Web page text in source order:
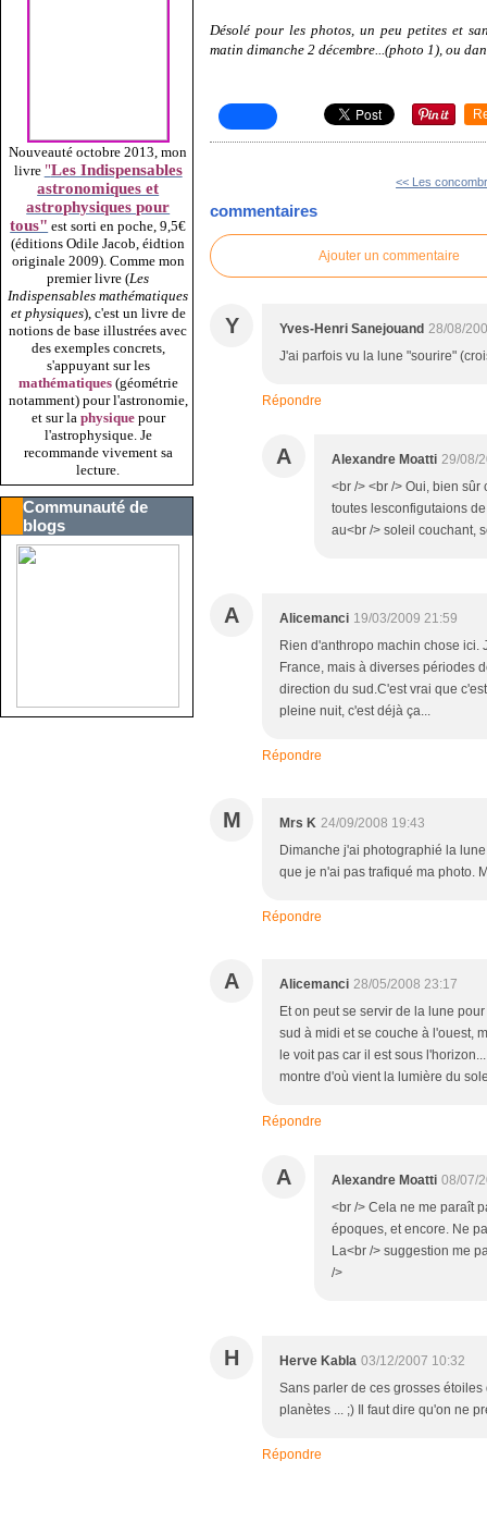
Nouveauté octobre 2013, mon
livre "Les Indispensables
astronomiques et
astrophysiques pour
tous" est sorti en poche, 9,5€
(éditions Odile Jacob, éidtion
originale 2009). Comme mon
premier livre (Les
Indispensables mathématiques
et physiques), c'est un livre de
notions de base illustrées avec
des exemples concrets,
s'appuyant sur les
mathématiques(géométrie
notamment) pour l'astronomie,
et sur la physiquepour
l'astrophysique. Je
recommande vivement sa
lecture.
Communauté de
blogs
Désolé pour les photos, un peu petites et
matin dimanche 2 décembre...(photo 1), ou
<< Les
commentaires
Ajouter un commentaire
Y Yves-Henri Sanejouand 28/08/
J'ai parfois vu la lune "sourire"
Répondre
A Alexandre Moatti 29/08/
<br /> <br /> Oui, bien
toutes lesconfigutaions
au<br /> soleil couchant,
A Alicemanci 19/03/2009 21:59
Rien d'anthropo machin chose ici.
France, mais à diverses périodes
direction du sud.C'est vrai que
pleine nuit, c'est déjà ça...
Répondre
M Mrs K 24/09/2008 19:43
Dimanche j'ai photographié la
que je n'ai pas trafiqué ma photo.
Répondre
A Alicemanci 28/05/2008 23:17
Et on peut se servir de la lune
sud à midi et se couche à l'ouest,
le voit pas car il est sous
montre d'où vient la lumière du
Répondre
A Alexandre Moatti 08/07/
<br /> Cela ne me paraît
époques, et encore. Ne
La<br /> suggestion me
/>
H Herve Kabla 03/12/2007 10:32
Sans parler de ces grosses
planètes ... ;) Il faut dire qu'on ne
Répondre